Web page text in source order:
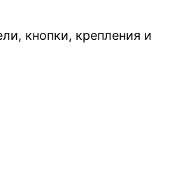
кнопки, крепления и